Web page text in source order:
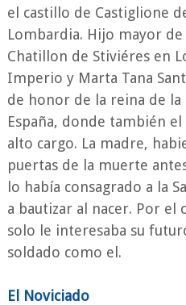
el castillo de Castiglione
Lombardia. Hijo mayor
Chatillon de Stiviéres en
Imperio y Marta Tana
de honor de la reina de
España, donde también
alto cargo. La madre,
puertas de la muerte
lo había consagrado a la
a bautizar al nacer. Por
solo le interesaba su
soldado como el.
El Noviciado